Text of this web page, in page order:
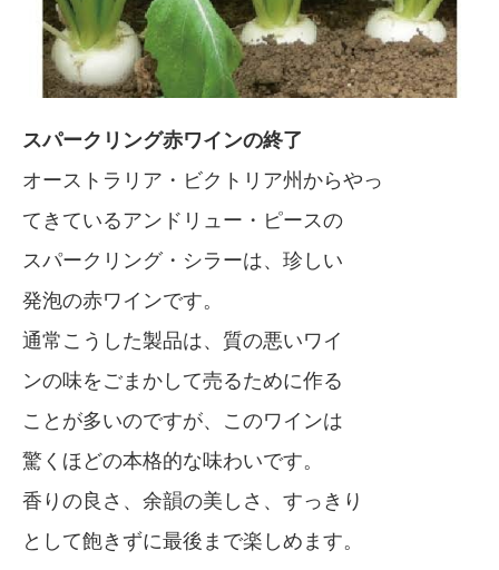
スパークリング赤ワインの終了
オーストラリア・ビクトリア州からやっ
てきているアンドリュー・ピースの
スパークリング・シラーは、珍しい
発泡の赤ワインです。
通常こうした製品は、質の悪いワイ
ンの味をごまかして売るために作る
ことが多いのですが、このワインは
驚くほどの本格的な味わいです。
香りの良さ、余韻の美しさ、すっきり
として飽きずに最後まで楽しめます。